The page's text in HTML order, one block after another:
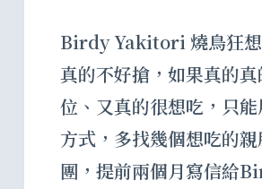
Birdy Yakitori 燒鳥狂
真的不好搶，如果真的
位、又真的很想吃，只
方式，多找幾個想吃的
團，提前兩個月寫信給